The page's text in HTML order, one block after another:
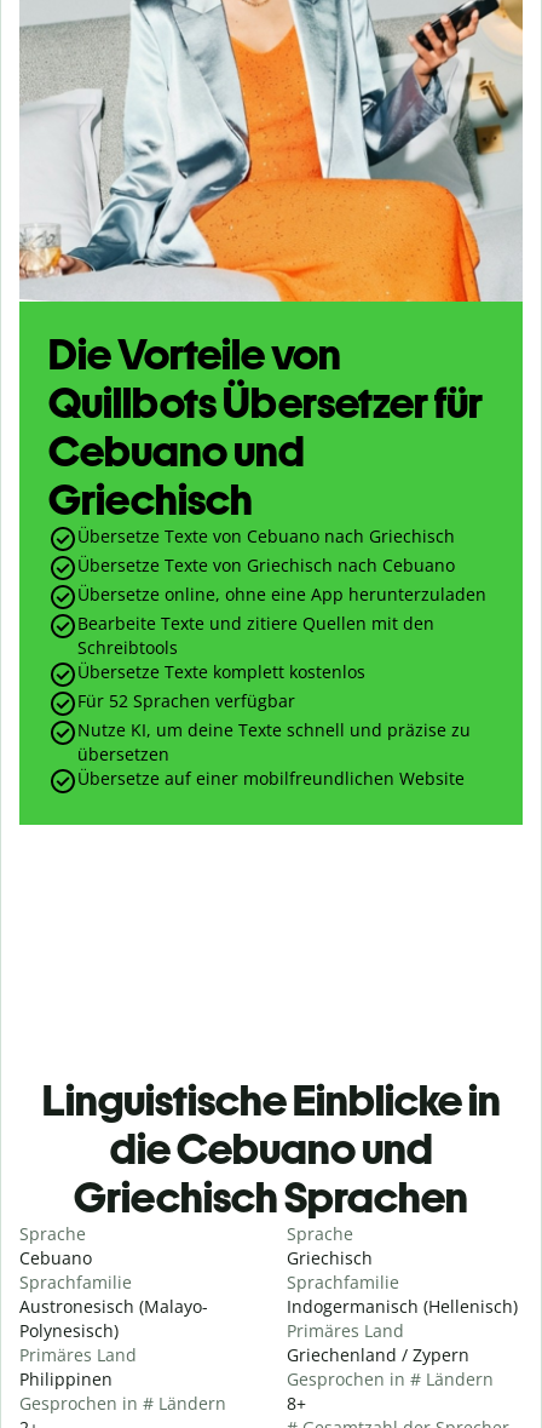
Die Vorteile von
Quillbots Übersetzer für
Cebuano und
Griechisch
Übersetze Texte von Cebuano nach Griechisch
Übersetze Texte von Griechisch nach Cebuano
Übersetze online, ohne eine App herunterzuladen
Bearbeite Texte und zitiere Quellen mit den
Schreibtools
Übersetze Texte komplett kostenlos
Für 52 Sprachen verfügbar
Nutze KI, um deine Texte schnell und präzise zu
übersetzen
Übersetze auf einer mobilfreundlichen Website
Linguistische Einblicke in
die Cebuano und
Griechisch Sprachen
Sprache
Cebuano
Sprachfamilie
Austronesisch (Malayo-
Polynesisch)
Primäres Land
Philippinen
Gesprochen in # Ländern
Sprache
Griechisch
Sprachfamilie
Indogermanisch (Hellenisch)
Primäres Land
Griechenland / Zypern
Gesprochen in # Ländern
8+